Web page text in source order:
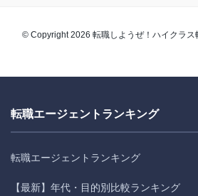
© Copyright 2026 転職しようぜ！ハイクラス
転職エージェントランキング
転職エージェントランキング
【最新】年代・目的別比較ランキング